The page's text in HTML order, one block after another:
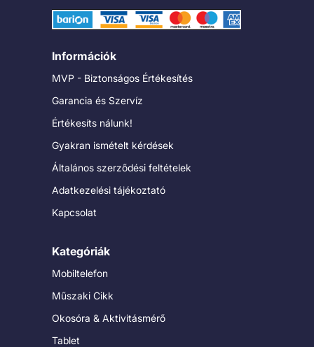
Információk
MVP - Biztonságos Értékesítés
Garancia és Szervíz
Értékesíts nálunk!
Gyakran ismételt kérdések
Általános szerződési feltételek
Adatkezelési tájékoztató
Kapcsolat
Kategóriák
Mobiltelefon
Műszaki Cikk
Okosóra & Aktivitásmérő
Tablet